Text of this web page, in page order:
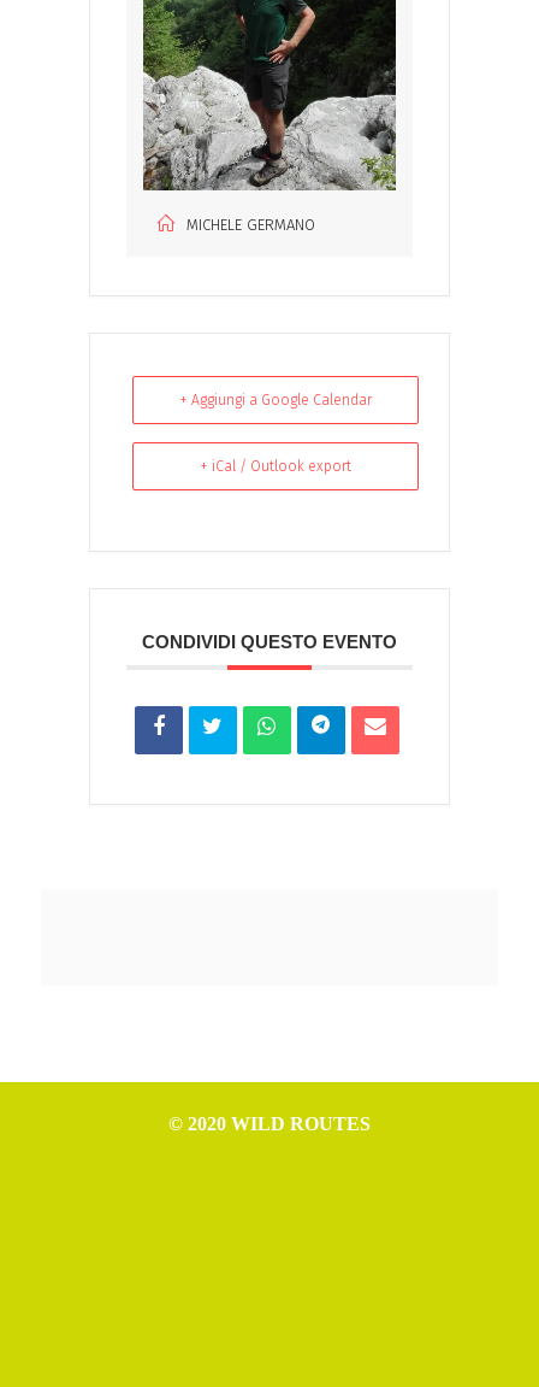
MICHELE GERMANO
+ Aggiungi a Google Calendar
+ iCal / Outlook export
CONDIVIDI QUESTO EVENTO
© 2020 WILD ROUTES